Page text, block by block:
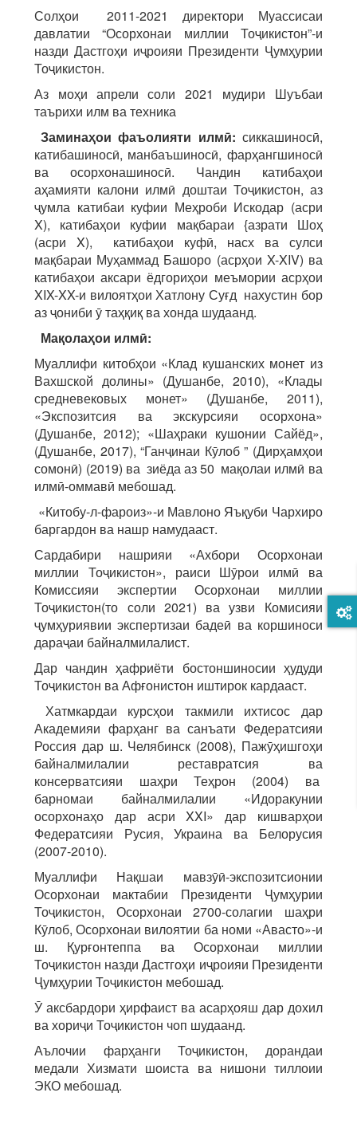
Солҳои 2011-2021 директори Муассисаи
давлатии “Осорхонаи миллии Тоҷикистон”-и
назди Дастгоҳи иҷроияи Президенти Ҷумҳурии
Тоҷикистон.
Аз моҳи апрели соли 2021 мудири Шуъбаи
таърихи илм ва техника
Заминаҳои фаъолияти илмӣ: сиккашиносӣ,
катибашиносӣ, манбаъшиносӣ, фарҳангшиносӣ
ва осорхонашиносӣ. Чандин катибаҳои
аҳамияти калони илмӣ доштаи Тоҷикистон, аз
ҷумла катибаи куфии Меҳроби Искодар (асри
X), катибаҳои куфии мақбараи {азрати Шоҳ
(асри X), катибаҳои куфӣ, насх ва сулси
мақбараи Муҳаммад Башоро (асрҳои X-XIV) ва
катибаҳои аксари ёдгориҳои меъмории асрҳои
XIX-XX-и вилоятҳои Хатлону Суғд нахустин бор
аз ҷониби ӯ таҳқиқ ва хонда шудаанд.
Мақолаҳои илмӣ:
Муаллифи китобҳои «Клад кушанских монет из
Вахшской долины» (Душанбе, 2010), «Клады
средневековых монет» (Душанбе, 2011),
«Экспозитсия ва экскурсияи осорхона»
(Душанбе, 2012); «Шаҳраки кушонии Сайёд»,
(Душанбе, 2017), “Ганҷинаи Кӯлоб ” (Дирҳамҳои
сомонӣ) (2019) ва зиёда аз 50 мақолаи илмӣ ва
илмӣ-оммавӣ мебошад.
«Китобу-л-фароиз»-и Мавлоно Яъқуби Чархиро
баргардон ва нашр намудааст.
Сардабири нашрияи «Ахбори Осорхонаи
миллии Тоҷикистон», раиси Шӯрои илмӣ ва
Комиссияи экспертии Осорхонаи миллии
Тоҷикистон(то соли 2021) ва узви Комисияи
ҷумҳуриявии экспертизаи бадеӣ ва коршиноси
дараҷаи байналмилалист.
Дар чандин ҳафриёти бостоншиносии ҳудуди
Тоҷикистон ва Афғонистон иштирок кардааст.
Хатмкардаи курсҳои такмили ихтисос дар
Академияи фарҳанг ва санъати Федератсияи
Россия дар ш. Челябинск (2008), Пажӯҳишгоҳи
байналмилалии реставратсия ва
консерватсияи шаҳри Теҳрон (2004) ва
барномаи байналмилалии «Идоракунии
осорхонаҳо дар асри XXI» дар кишварҳои
Федератсияи Русия, Украина ва Белорусия
(2007-2010).
Муаллифи Нақшаи мавзӯӣ-экспозитсионии
Осорхонаи мактабии Президенти Ҷумҳурии
Тоҷикистон, Осорхонаи 2700-солагии шаҳри
Кӯлоб, Осорхонаи вилоятии ба номи «Авасто»-и
ш. Қурғонтеппа ва Осорхонаи миллии
Тоҷикистон назди Дастгоҳи иҷроияи Президенти
Ҷумҳурии Тоҷикистон мебошад.
Ӯ аксбардори ҳирфаист ва асарҳояш дар дохил
ва хориҷи Тоҷикистон чоп шудаанд.
Аълочии фарҳанги Тоҷикистон, дорандаи
медали Хизмати шоиста ва нишони тиллоии
ЭКО мебошад.